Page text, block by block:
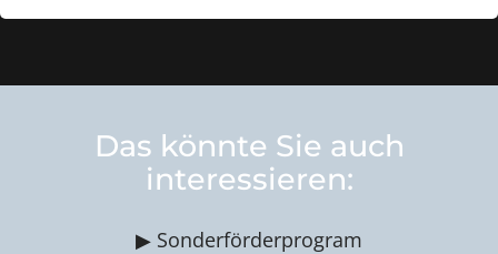
Das könnte Sie auch
interessieren:
▶ Sonderförderprogram